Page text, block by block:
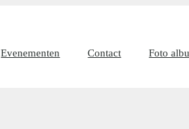
Evenementen Contact Foto